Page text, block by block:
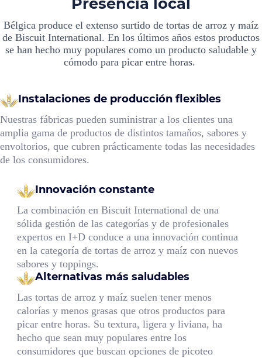
Bélgica produce el extenso surtido de tortas de arroz y maíz
de Biscuit International. En los últimos años estos productos
se han hecho muy populares como un producto saludable y
cómodo para picar entre horas.
Instalaciones de producción flexibles
Nuestras fábricas pueden suministrar a los clientes una
amplia gama de productos de distintos tamaños, sabores y
envoltorios, que cubren prácticamente todas las necesidades
de los consumidores.
Innovación constante
La combinación en Biscuit International de una
sólida gestión de las categorías y de profesionales
expertos en I+D conduce a una innovación continua
en la categoría de tortas de arroz y maíz con nuevos
sabores y toppings.
Alternativas más saludables
Las tortas de arroz y maíz suelen tener menos
calorías y menos grasas que otros productos para
picar entre horas. Su textura, ligera y liviana, ha
hecho que sean muy populares entre los
consumidores que buscan opciones de picoteo